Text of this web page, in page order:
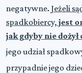
negatywne. Jeżeli
spadkobiercy, jest
jak gdyby nie
jego udział
przypadnie jego